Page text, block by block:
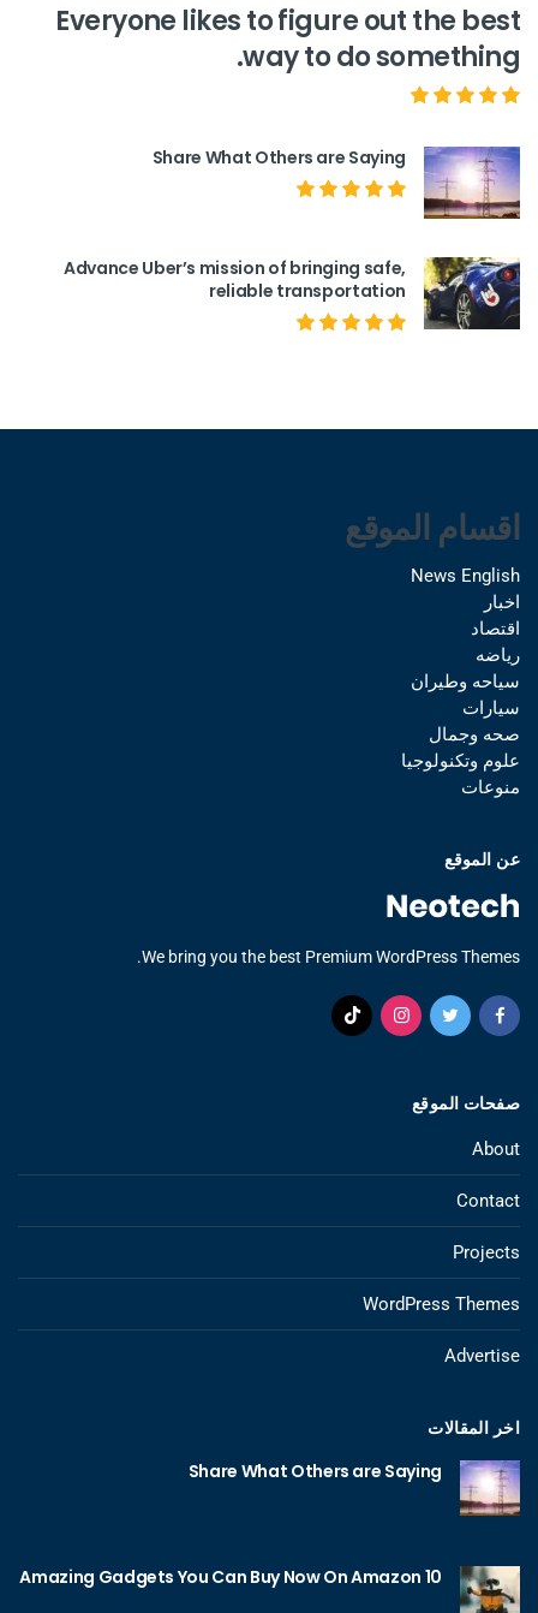
Everyone likes to figure out the best
way to do something.
Share What Others are Saying
Advance Uber’s mission of bringing safe,
reliable transportation
اقسام الموقع
News English
اخبار
اقتصاد
رياضه
سياحه وطيران
سيارات
صحه وجمال
علوم وتكنولوجيا
منوعات
عن الموقع
We bring you the best Premium WordPress Themes.
صفحات الموقع
About
Contact
Projects
WordPress Themes
Advertise
اخر المقالات
Share What Others are Saying
10 Amazing Gadgets You Can Buy Now On Amazon